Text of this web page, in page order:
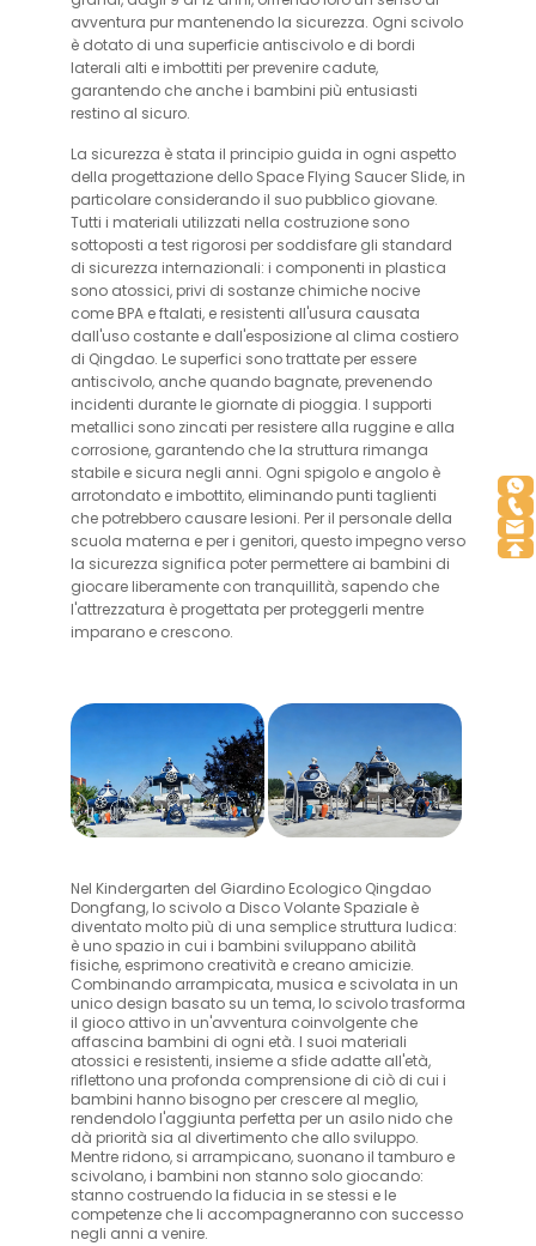
avventura pur mantenendo la sicurezza. Ogni scivolo
è dotato di una superficie antiscivolo e di bordi
laterali alti e imbottiti per prevenire cadute,
garantendo che anche i bambini più entusiasti
restino al sicuro.
La sicurezza è stata il principio guida in ogni aspetto
della progettazione dello Space Flying Saucer Slide, in
particolare considerando il suo pubblico giovane.
Tutti i materiali utilizzati nella costruzione sono
sottoposti a test rigorosi per soddisfare gli standard
di sicurezza internazionali: i componenti in plastica
sono atossici, privi di sostanze chimiche nocive
come BPA e ftalati, e resistenti all'usura causata
dall'uso costante e dall'esposizione al clima costiero
di Qingdao. Le superfici sono trattate per essere
antiscivolo, anche quando bagnate, prevenendo
incidenti durante le giornate di pioggia. I supporti
metallici sono zincati per resistere alla ruggine e alla
corrosione, garantendo che la struttura rimanga
stabile e sicura negli anni. Ogni spigolo e angolo è
arrotondato e imbottito, eliminando punti taglienti
che potrebbero causare lesioni. Per il personale della
scuola materna e per i genitori, questo impegno verso
la sicurezza significa poter permettere ai bambini di
giocare liberamente con tranquillità, sapendo che
l'attrezzatura è progettata per proteggerli mentre
imparano e crescono.
Nel Kindergarten del Giardino Ecologico Qingdao
Dongfang, lo scivolo a Disco Volante Spaziale è
diventato molto più di una semplice struttura ludica:
è uno spazio in cui i bambini sviluppano abilità
fisiche, esprimono creatività e creano amicizie.
Combinando arrampicata, musica e scivolata in un
unico design basato su un tema, lo scivolo trasforma
il gioco attivo in un'avventura coinvolgente che
affascina bambini di ogni età. I suoi materiali
atossici e resistenti, insieme a sfide adatte all'età,
riflettono una profonda comprensione di ciò di cui i
bambini hanno bisogno per crescere al meglio,
rendendolo l'aggiunta perfetta per un asilo nido che
dà priorità sia al divertimento che allo sviluppo.
Mentre ridono, si arrampicano, suonano il tamburo e
scivolano, i bambini non stanno solo giocando:
stanno costruendo la fiducia in se stessi e le
competenze che li accompagneranno con successo
negli anni a venire.